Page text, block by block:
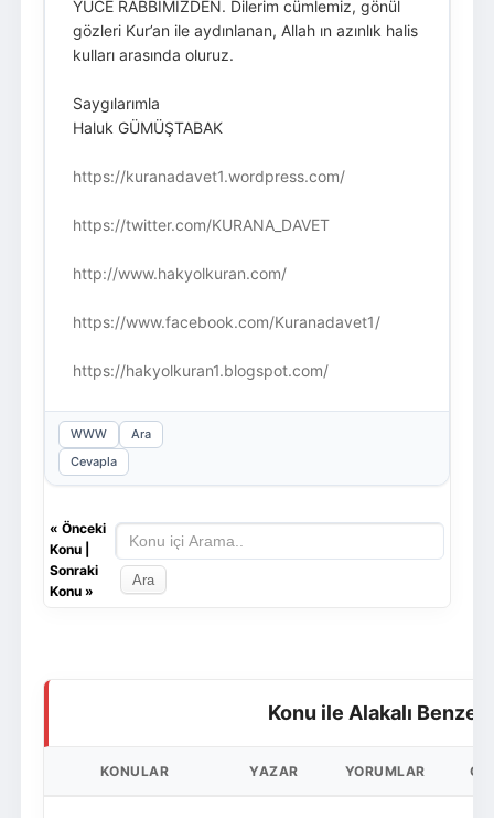
YÜCE RABBİMİZDEN. Dilerim cümlemiz, gönül
gözleri Kur’an ile aydınlanan, Allah ın azınlık halis
kulları arasında oluruz.
Saygılarımla
Haluk GÜMÜŞTABAK
https://kuranadavet1.wordpress.com/
https://twitter.com/KURANA_DAVET
http://www.hakyolkuran.com/
https://www.facebook.com/Kuranadavet1/
https://hakyolkuran1.blogspot.com/
WWW
Ara
Cevapla
« Önceki
Konu|
Sonraki
Konu»
Konu ile Alakalı Benzer
KONULAR YAZAR YORUMLAR